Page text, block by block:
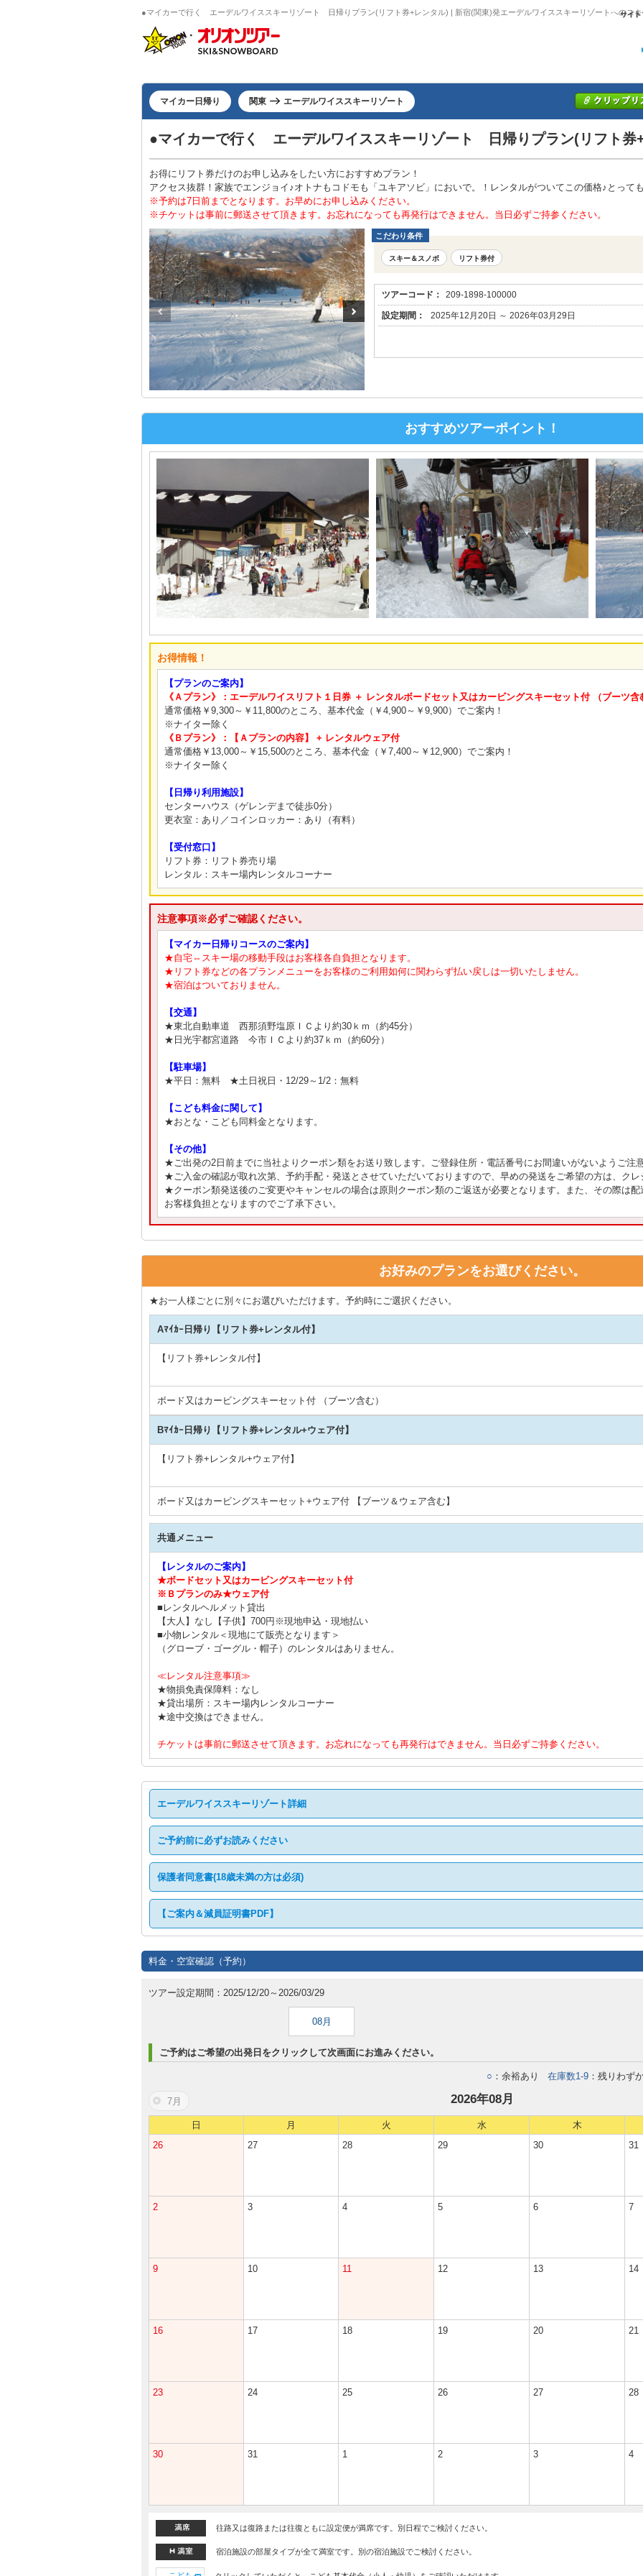
●マイカーで行く エーデルワイススキーリゾート 日帰りプラン(リフト券+レンタル) | 新宿(関東)発エーデルワイススキーリゾートへのス
マイカー日帰り 関東 エーデルワイススキーリゾート
●マイカーで行く エーデルワイススキーリゾート 日帰りプラン(リフト券
お得にリフト券だけのお申し込みをしたい方におすすめプラン！
アクセス抜群！家族でエンジョイ♪オトナもコドモも「ユキアソビ」においで。！レンタルがついてこの価格♪とって
※予約は7日前までとなります。お早めにお申し込みください。
※チケットは事前に郵送させて頂きます。お忘れになっても再発行はできません。当日必ずご持参ください。
こだわり条件
スキー＆スノボ リフト券付
ツアーコード： 209-1898-100000
設定期間： 2025年12月20日 ～ 2026年03月29日
おすすめツアーポイント！
お得情報！
【プランのご案内】
《Ａプラン》：エーデルワイスリフト１日券 ＋ レンタルボードセット又はカービングスキーセット付 （ブーツ含
通常価格￥9,300～￥11,800のところ、基本代金（￥4,900～￥9,900）でご案内！
※ナイター除く
《Ｂプラン》：【Ａプランの内容】 + レンタルウェア付
通常価格￥13,000～￥15,500のところ、基本代金（￥7,400～￥12,900）でご案内！
※ナイター除く
【日帰り利用施設】
センターハウス（ゲレンデまで徒歩0分）
更衣室：あり／コインロッカー：あり（有料）
【受付窓口】
リフト券：リフト券売り場
レンタル：スキー場内レンタルコーナー
注意事項※必ずご確認ください。
【マイカー日帰りコースのご案内】
★自宅⇔スキー場の移動手段はお客様各自負担となります。
★リフト券などの各プランメニューをお客様のご利用如何に関わらず払い戻しは一切いたしません。
★宿泊はついておりません。
【交通】
★東北自動車道 西那須野塩原ＩＣより約30ｋｍ（約45分）
★日光宇都宮道路 今市ＩＣより約37ｋｍ（約60分）
【駐車場】
★平日：無料 ★土日祝日・12/29～1/2：無料
【こども料金に関して】
★おとな・こども同料金となります。
【その他】
★ご出発の2日前までに当社よりクーポン類をお送り致します。ご登録住所・電話番号にお間違いがないようご注
★ご入金の確認が取れ次第、予約手配・発送とさせていただいておりますので、早めの発送をご希望の方は、ク
★クーポン類発送後のご変更やキャンセルの場合は原則クーポン類のご返送が必要となります。また、その際は
お客様負担となりますのでご了承下さい。
お好みのプランをお選びください。
★お一人様ごとに別々にお選びいただけます。予約時にご選択ください。
Aﾏｲｶｰ日帰り【リフト券+レンタル付】
【リフト券+レンタル付】
ボード又はカービングスキーセット付 （ブーツ含む）
Bﾏｲｶｰ日帰り【リフト券+レンタル+ウェア付】
【リフト券+レンタル+ウェア付】
ボード又はカービングスキーセット+ウェア付 【ブーツ＆ウェア含む】
共通メニュー
【レンタルのご案内】
★ボードセット又はカービングスキーセット付
※Ｂプランのみ★ウェア付
■レンタルヘルメット貸出
【大人】なし【子供】700円※現地申込・現地払い
■小物レンタル＜現地にて販売となります＞
（グローブ・ゴーグル・帽子）のレンタルはありません。
≪レンタル注意事項≫
★物損免責保障料：なし
★貸出場所：スキー場内レンタルコーナー
★途中交換はできません。
チケットは事前に郵送させて頂きます。お忘れになっても再発行はできません。当日必ずご持参ください。
エーデルワイススキーリゾート詳細
ご予約前に必ずお読みください
保護者同意書(18歳未満の方は必須)
【ご案内＆減員証明書PDF】
料金・空室確認（予約）
ツアー設定期間：2025/12/20～2026/03/29
08月
ご予約はご希望の出発日をクリックして次画面にお進みください。
○ ：余裕あり 在庫数1-9 ：残りわ
2026年08月
7月
日 月 火 水
木
26
27 28 29 30 31
2 3 4 5 6 7
9 10 11 12 13 14
16 17 18 19 20 21
23 24 25 26 27 28
30 31 1 2 3 4
往路又は復路または往復ともに設定便が満席です。別日程でご検討ください。
宿泊施設の部屋タイプが全て満室です。別の宿泊施設でご検討ください。